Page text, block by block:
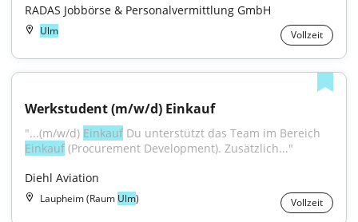
RADAS Jobbörse & Personalvermittlung GmbH
Ulm Vollzeit
Werkstudent (m/w/d) Einkauf
"...(m/w/d) Einkauf
Einkauf (Procurement Development). Zusätzlich..."
Diehl Aviation
Laupheim (Raum Ulm) Vollzeit